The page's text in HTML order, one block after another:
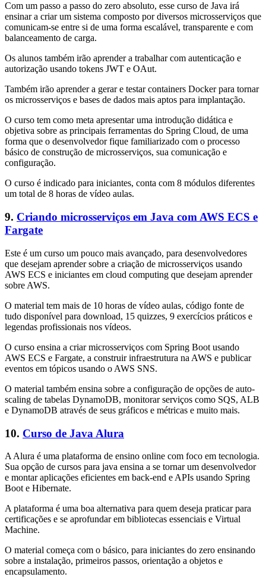
Com um passo a passo do zero absoluto, esse curso de Java irá
ensinar a criar um sistema composto por diversos microsserviços que
comunicam-se entre si de uma forma escalável, transparente e com
balanceamento de carga.
Os alunos também irão aprender a trabalhar com autenticação e
autorização usando tokens JWT e OAut.
Também irão aprender a gerar e testar containers Docker para tornar
os microsserviços e bases de dados mais aptos para implantação.
O curso tem como meta apresentar uma introdução didática e
objetiva sobre as principais ferramentas do Spring Cloud, de uma
forma que o desenvolvedor fique familiarizado com o processo
básico de construção de microsserviços, sua comunicação e
configuração.
O curso é indicado para iniciantes, conta com 8 módulos diferentes
um total de 8 horas de vídeo aulas.
9. Criando microsserviços em Java com AWS ECS e
Fargate
Este é um curso um pouco mais avançado, para desenvolvedores
que desejam aprender sobre a criação de microsserviços usando
AWS ECS e iniciantes em cloud computing que desejam aprender
sobre AWS.
O material tem mais de 10 horas de vídeo aulas, código fonte de
tudo disponível para download, 15 quizzes, 9 exercícios práticos e
legendas profissionais nos vídeos.
O curso ensina a criar microsserviços com Spring Boot usando
AWS ECS e Fargate, a construir infraestrutura na AWS e publicar
eventos em tópicos usando o AWS SNS.
O material também ensina sobre a configuração de opções de auto-
scaling de tabelas DynamoDB, monitorar serviços como SQS, ALB
e DynamoDB através de seus gráficos e métricas e muito mais.
10. Curso de Java Alura
A Alura é uma plataforma de ensino online com foco em tecnologia.
Sua opção de cursos para java ensina a se tornar um desenvolvedor
e montar aplicações eficientes em back-end e APIs usando Spring
Boot e Hibernate.
A plataforma é uma boa alternativa para quem deseja praticar para
certificações e se aprofundar em bibliotecas essenciais e Virtual
Machine.
O material começa com o básico, para iniciantes do zero ensinando
sobre a instalação, primeiros passos, orientação a objetos e
encapsulamento.